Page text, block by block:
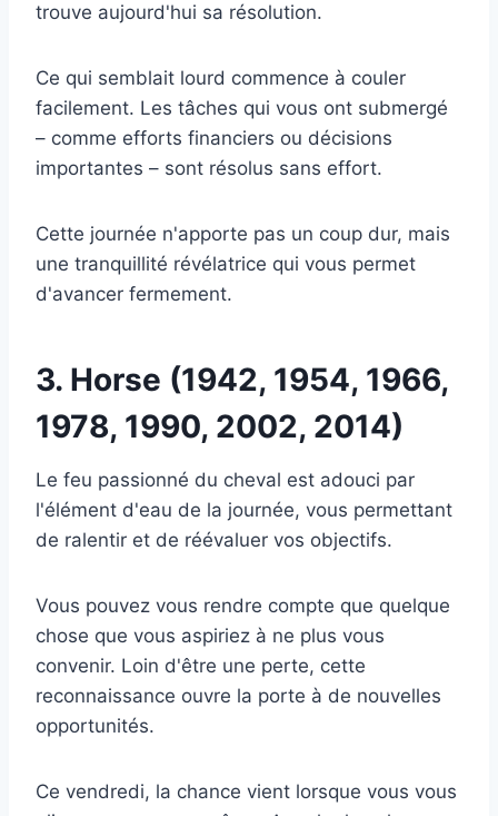
trouve aujourd'hui sa résolution.
Ce qui semblait lourd commence à couler
facilement. Les tâches qui vous ont submergé
– comme efforts financiers ou décisions
importantes – sont résolus sans effort.
Cette journée n'apporte pas un coup dur, mais
une tranquillité révélatrice qui vous permet
d'avancer fermement.
3. Horse (1942, 1954, 1966,
1978, 1990, 2002, 2014)
Le feu passionné du cheval est adouci par
l'élément d'eau de la journée, vous permettant
de ralentir et de réévaluer vos objectifs.
Vous pouvez vous rendre compte que quelque
chose que vous aspiriez à ne plus vous
convenir. Loin d'être une perte, cette
reconnaissance ouvre la porte à de nouvelles
opportunités.
Ce vendredi, la chance vient lorsque vous vous